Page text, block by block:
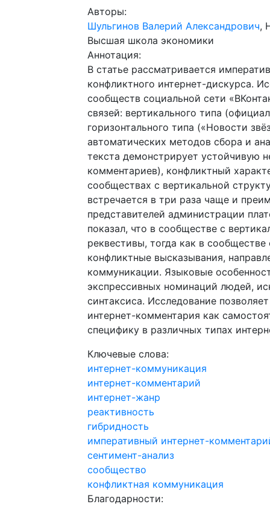
Авторы:
Шульгинов Валерий Александрович,
Высшая школа экономики
Аннотация:
В статье рассматривается
конфликтного интернет-дискурса.
сообществ социальной сети
связей: вертикального типа
горизонтального типа («Новости
автоматических методов сбора и
текста демонстрирует устойчивую
комментариев), конфликтный
сообществах с вертикальной
встречается в три раза чаще и
представителей администрации
показал, что в сообществе с
реквестивы, тогда как в
конфликтные высказывания,
коммуникации. Языковые
экспрессивных номинаций людей,
синтаксиса. Исследование
интернет-комментария как
специфику в различных типах
Ключевые слова:
интернет-коммуникация
интернет-комментарий
интернет-жанр
реактивность
гибридность
императивный интернет-
сентимент-анализ
сообщество
конфликтная коммуникация
Благодарности: